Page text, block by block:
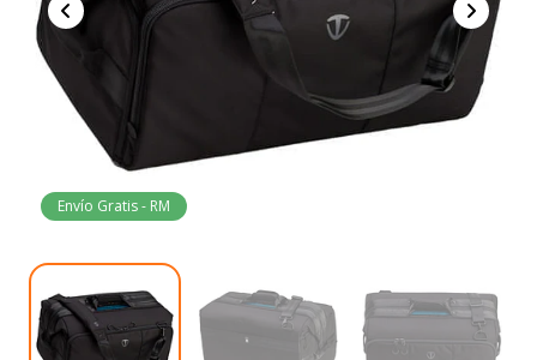
Envío Gratis - RM